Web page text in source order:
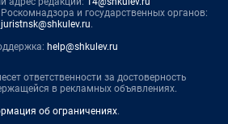
и государственных органов:
juristnsk@shkulev.ru.
help@shkulev.ru
ответственности за достоверность
в рекламных объявлениях.
об ограничениях.